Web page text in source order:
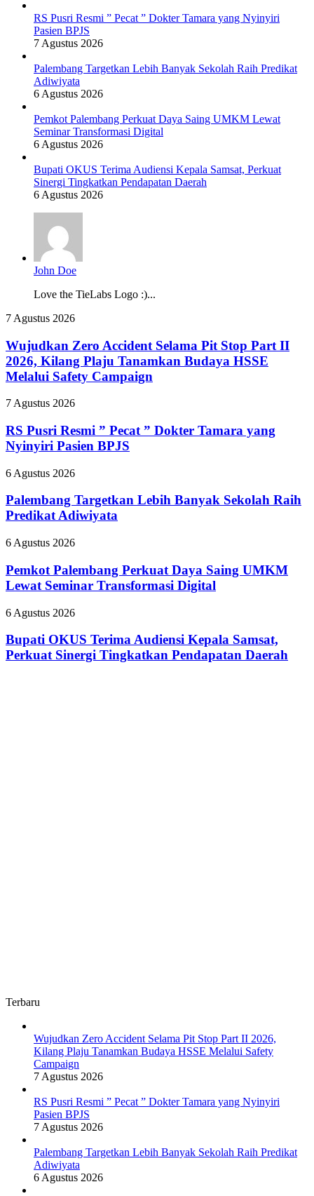
RS Pusri Resmi ” Pecat ” Dokter Tamara yang Nyinyiri
Pasien BPJS
7 Agustus 2026
Palembang Targetkan Lebih Banyak Sekolah Raih Predikat
Adiwiyata
6 Agustus 2026
Pemkot Palembang Perkuat Daya Saing UMKM Lewat
Seminar Transformasi Digital
6 Agustus 2026
Bupati OKUS Terima Audiensi Kepala Samsat, Perkuat
Sinergi Tingkatkan Pendapatan Daerah
6 Agustus 2026
John Doe
Love the TieLabs Logo :)...
Wujudkan
Accident
Selama
Pit
Stop
II
Kilang
Plaju
Tanamkan
Budaya
HSSE
Melalui
Safety
Campaign
7 Agustus 2026
Wujudkan Zero Accident Selama Pit Stop Part II
2026, Kilang Plaju Tanamkan Budaya HSSE
Melalui Safety Campaign
RS
Resmi
”
Pecat
Dokter
yang
Nyinyiri
BPJS
7 Agustus 2026
RS Pusri Resmi ” Pecat ” Dokter Tamara yang
Nyinyiri Pasien BPJS
Palembang
Lebih
Banyak
Sekolah
Predikat
6 Agustus 2026
Palembang Targetkan Lebih Banyak Sekolah Raih
Predikat Adiwiyata
Pemkot
Perkuat
Daya
Saing
Lewat
Transformasi
Digital
6 Agustus 2026
Pemkot Palembang Perkuat Daya Saing UMKM
Lewat Seminar Transformasi Digital
Bupati
Terima
Audiensi
Kepala
6 Agustus 2026
Bupati OKUS Terima Audiensi Kepala Samsat,
Perkuat Sinergi Tingkatkan Pendapatan Daerah
Terbaru
Wujudkan Zero Accident Selama Pit Stop Part II 2026,
Kilang Plaju Tanamkan Budaya HSSE Melalui Safety
Campaign
7 Agustus 2026
RS Pusri Resmi ” Pecat ” Dokter Tamara yang Nyinyiri
Pasien BPJS
7 Agustus 2026
Palembang Targetkan Lebih Banyak Sekolah Raih Predikat
Adiwiyata
6 Agustus 2026